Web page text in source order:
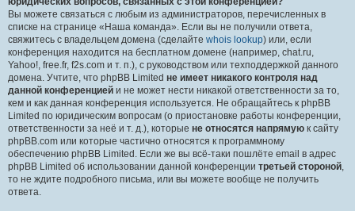
Вы можете связаться с любым из администраторов, перечисленных в
списке на странице «Наша команда». Если вы не получили ответа,
свяжитесь с владельцем домена (сделайте whois lookup) или, если
конференция находится на бесплатном домене (например, chat.ru,
Yahoo!, free.fr, f2s.com и т. п.), с руководством или техподдержкой данного
домена. Учтите, что phpBB Limited не имеет никакого контроля над
данной конференцией и не может нести никакой ответственности за то,
кем и как данная конференция используется. Не обращайтесь к phpBB
Limited по юридическим вопросам (о приостановке работы конференции,
ответственности за неё и т. д.), которые не относятся напрямую к сайту
phpBB.com или которые частично относятся к программному
обеспечению phpBB Limited. Если же вы всё-таки пошлёте email в адрес
phpBB Limited об использовании данной конференции третьей стороной,
то не ждите подробного письма, или вы можете вообще не получить
ответа.